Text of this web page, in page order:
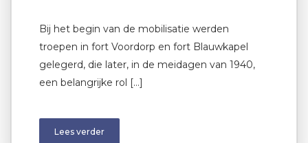
Bij het begin van de mobilisatie werden
troepen in fort Voordorp en fort Blauwkapel
gelegerd, die later, in de meidagen van 1940,
een belangrijke rol […]
Lees verder